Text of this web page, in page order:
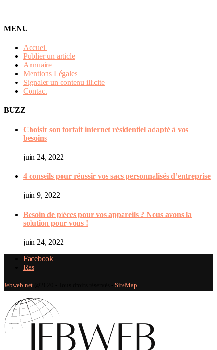
MENU
Accueil
Publier un article
Annuaire
Mentions Légales
Signaler un contenu illicite
Contact
BUZZ
Choisir son forfait internet résidentiel adapté à vos
besoins
juin 24, 2022
4 conseils pour réussir vos sacs personnalisés d’entreprise
juin 9, 2022
Besoin de pièces pour vos appareils ? Nous avons la
solution pour vous !
juin 24, 2022
Facebook
Rss
Jebweb.net SiteMap